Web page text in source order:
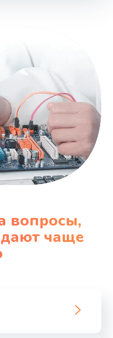
вопросы,
чаще